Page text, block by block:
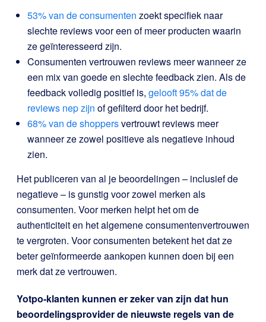
53% van de consumenten zoekt specifiek naar
slechte reviews voor een of meer producten waarin
ze geïnteresseerd zijn.
Consumenten vertrouwen reviews meer wanneer ze
een mix van goede en slechte feedback zien. Als de
feedback volledig positief is, gelooft 95% dat de
reviews nep zijn of gefilterd door het bedrijf.
68% van de shoppersvertrouwt reviews meer
wanneer ze zowel positieve als negatieve inhoud
zien.
Het publiceren van al je beoordelingen – inclusief de
negatieve – is gunstig voor zowel merken als
consumenten. Voor merken helpt het om de
authenticiteit en het algemene consumentenvertrouwen
te vergroten. Voor consumenten betekent het dat ze
beter geïnformeerde aankopen kunnen doen bij een
merk dat ze vertrouwen.
Yotpo-klanten kunnen er zeker van zijn dat hun
beoordelingsprovider de nieuwste regels van de